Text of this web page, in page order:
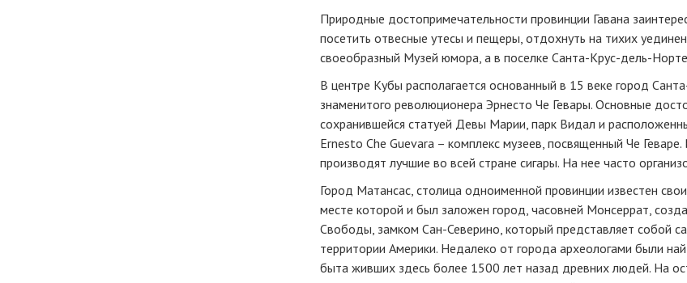
Природные достопримечательности провинции Гавана
посетить отвесные утесы и пещеры, отдохнуть на тихих
своеобразный Музей юмора, а в поселке Санта-Крус-дель-
В центре Кубы располагается основанный в 15 веке город
знаменитого революционера Эрнесто Че Гевары. Основные
сохранившейся статуей Девы Марии, парк Видал и
Ernesto Che Guevara – комплекс музеев, посвященный Че
производят лучшие во всей стране сигары. На нее часто
Город Матансас, столица одноименной провинции известен
месте которой и был заложен город, часовней Монсеррат,
Свободы, замком Сан-Северино, который представляет собой
территории Америки. Недалеко от города археологами были
быта живших здесь более 1500 лет назад древних людей. На